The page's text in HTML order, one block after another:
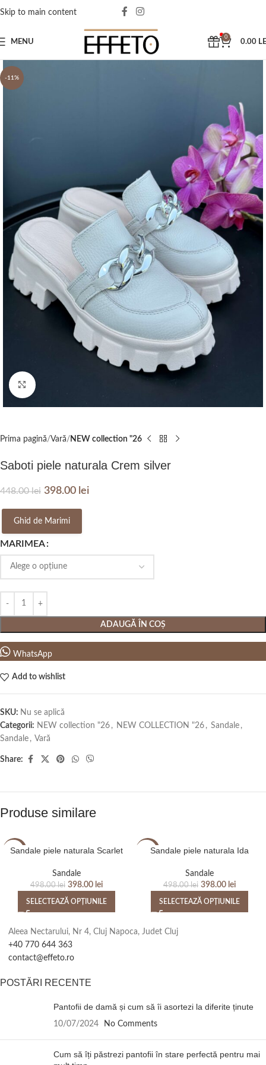
Skip to main content
MENU
0
0.00
-11%
Click to enlarge
Prima pagină Vară NEW collection "26
Saboti piele naturala Crem silver
448.00lei 398.00 lei
Ghid de Marimi
MARIMEA
ADAUGĂ ÎN COȘ
WhatsApp
Add to wishlist
SKU: Nu se aplică
Categorii: NEW collection "26 , NEW COLLECTION "26 , Sandale ,
Sandale , Vară
Share:
Produse similare
-20%
Sandale piele naturala Scarlet
Sandale
498.00lei 398.00 lei
SELECTEAZĂ OPȚIUNILE
-20%Sandale piele naturala Ida
Sandale
498.00lei 398.00 lei
SELECTEAZĂ OPȚIUNILE
Aleea Nectarului, Nr 4, Cluj Napoca, Judet Cluj
+40 770 644 363
contact@effeto.ro
POSTĂRI RECENTE
Pantofii de damă și cum să îi asortezi la diferite ținute
10/07/2024 No Comments
Cum să îți păstrezi pantofii în stare perfectă pentru mai